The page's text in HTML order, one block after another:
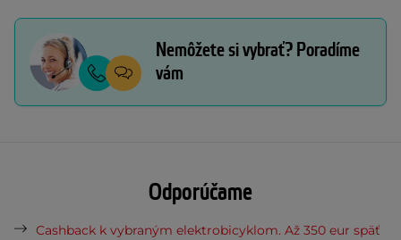
Nemôžete si vybrať? Poradíme
vám
Odporúčame
Cashback k vybraným elektrobicyklom. Až 350 eur späť